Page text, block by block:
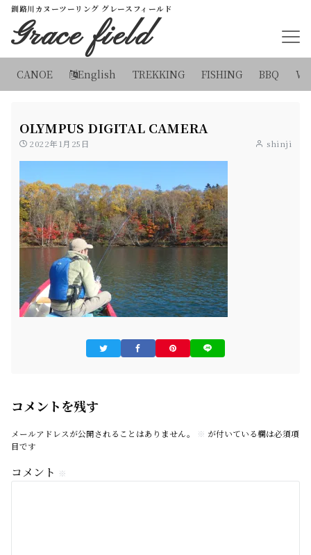
釧路川カヌーツーリング グレースフィールド
Grace field
CANOE English TREKKING FISHING BBQ
OLYMPUS DIGITAL CAMERA
2022年1月25日 shinji
コメントを残す
メールアドレスが公開されることはありません。 ※ が付いている欄は必須項
目です
コメント ※